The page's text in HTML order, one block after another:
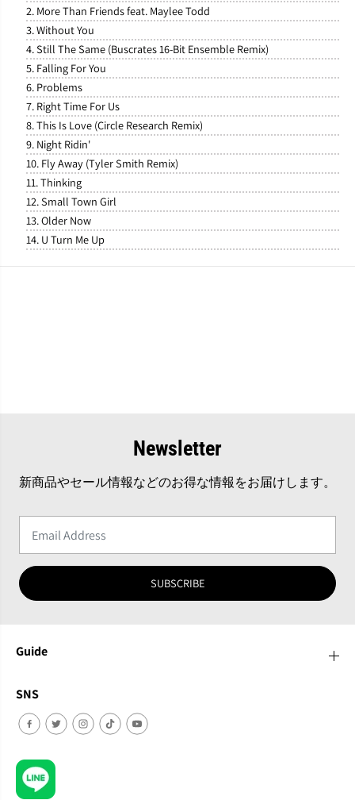
2. More Than Friends feat. Maylee Todd
3. Without You
4. Still The Same (Buscrates 16-Bit Ensemble Remix)
5. Falling For You
6. Problems
7. Right Time For Us
8. This Is Love (Circle Research Remix)
9. Night Ridin'
10. Fly Away (Tyler Smith Remix)
11. Thinking
12. Small Town Girl
13. Older Now
14. U Turn Me Up
Newsletter
新商品やセール情報などのお得な情報をお届けします。
SUBSCRIBE
Guide
SNS